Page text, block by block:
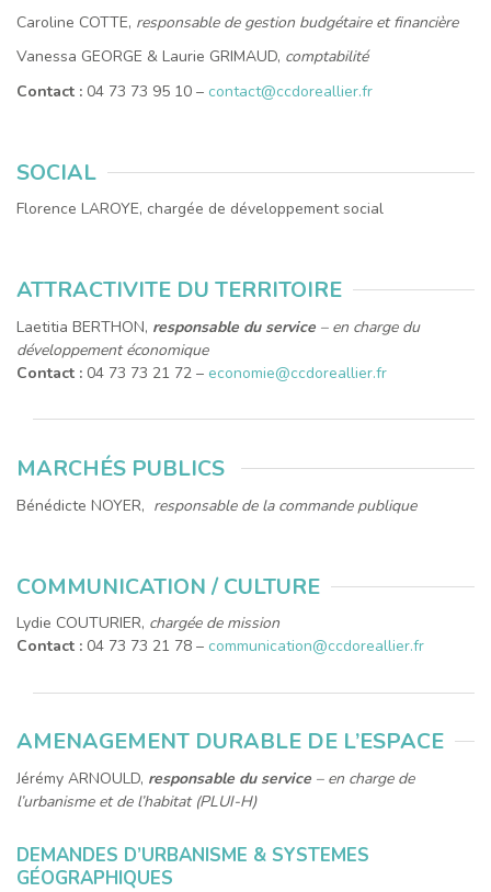
Caroline COTTE, responsable de gestion budgétaire et financière
Vanessa GEORGE & Laurie GRIMAUD, comptabilité
Contact : 04 73 73 95 10 – contact@ccdoreallier.fr
SOCIAL
Florence LAROYE, chargée de développement social
ATTRACTIVITE DU TERRITOIRE
Laetitia BERTHON, responsable du service – en charge du
développement économique
Contact : 04 73 73 21 72 – economie@ccdoreallier.fr
MARCHÉS PUBLICS
Bénédicte NOYER, responsable de la commande publique
COMMUNICATION / CULTURE
Lydie COUTURIER, chargée de mission
Contact : 04 73 73 21 78 – communication@ccdoreallier.fr
AMENAGEMENT DURABLE DE L’ESPACE
Jérémy ARNOULD, responsable du service – en charge de
l’urbanisme et de l’habitat (PLUI-H)
DEMANDES D’URBANISME & SYSTEMES
GÉOGRAPHIQUES